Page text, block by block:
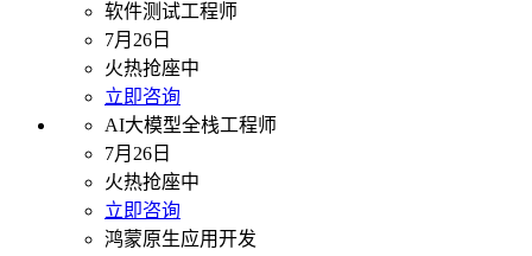
软件测试工程师
7月26日
火热抢座中
立即咨询
AI大模型全栈工程师
7月26日
火热抢座中
立即咨询
鸿蒙原生应用开发